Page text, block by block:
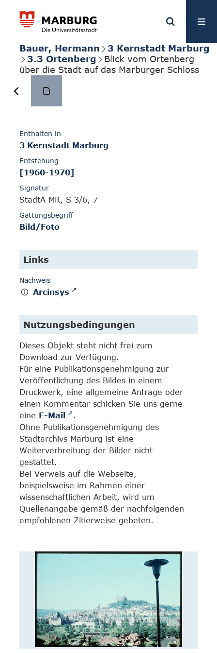
Bauer, Hermann
3 Kernstadt Marburg
3.3 Ortenberg
Blick vom Ortenberg
über die Stadt auf das Marburger Schloss
Enthalten in
3 Kernstadt Marburg
Entstehung
[1960-1970]
Signatur
StadtA MR, S 3/6, 7
Gattungsbegriff
Bild/Foto
Links
Nachweis
Arcinsys
Nutzungsbedingungen
Dieses Objekt steht nicht frei zum
Download zur Verfügung.
Für eine Publikationsgenehmigung zur
Veröffentlichung des Bildes in einem
Druckwerk, eine allgemeine Anfrage oder
einen Kommentar schicken Sie uns gerne
eine E-Mail
.
Ohne Publikationsgenehmigung des
Stadtarchivs Marburg ist eine
Weiterverbreitung der Bilder nicht
gestattet.
Bei Verweis auf die Webseite,
beispielsweise im Rahmen einer
wissenschaftlichen Arbeit, wird um
Quellenangabe gemäß der nachfolgenden
empfohlenen Zitierweise gebeten.